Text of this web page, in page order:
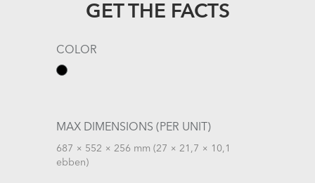
GET THE FACTS
COLOR
MAX DIMENSIONS (PER UNIT)
687 × 552 × 256 mm (27 × 21,7 × 10,1
ebben)